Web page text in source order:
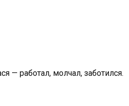
— работал, молчал, заботился.